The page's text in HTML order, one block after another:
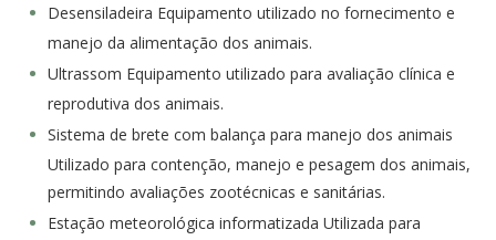
Desensiladeira Equipamento utilizado no fornecimento e
manejo da alimentação dos animais.
Ultrassom Equipamento utilizado para avaliação clínica e
reprodutiva dos animais.
Sistema de brete com balança para manejo dos animais
Utilizado para contenção, manejo e pesagem dos animais,
permitindo avaliações zootécnicas e sanitárias.
Estação meteorológica informatizada Utilizada para